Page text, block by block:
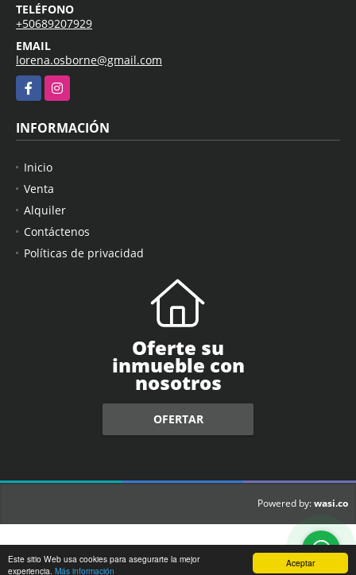
Aceptar
Este sitio Web usa cookies para asegurarte la mejor
experiencia. Más información
TELÉFONO
+50689207929
EMAIL
lorena.osborne@gmail.com
FacebookInstagram
INFORMACIÓN
Inicio
Venta
Alquiler
Contáctenos
Políticas de privacidad
Oferte su
inmueble con
nosotros
OFERTAR
Powered by:wasi.co